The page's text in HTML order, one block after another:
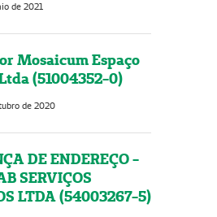
de 2021
Mosaicum Espaço
(51004352-0)
de 2020
DE ENDEREÇO -
SERVIÇOS
LTDA (54003267-5)